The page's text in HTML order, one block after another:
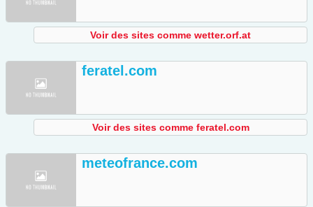
Voir des sites comme wetter.orf.at
feratel.com
Voir des sites comme feratel.com
meteofrance.com